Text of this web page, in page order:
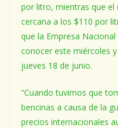
por litro, mientras que el
cercana a los $110 por
que la Empresa
conocer este miércoles
jueves 18 de junio.
“Cuando tuvimos que
bencinas a causa de la
precios internacionales